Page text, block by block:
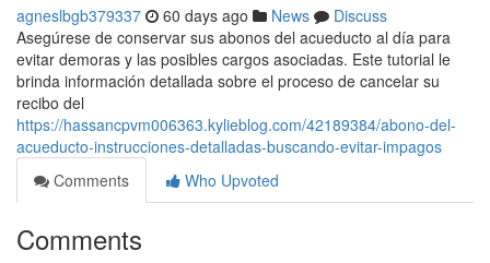
agneslbgb379337 60 days ago News
Discuss
Asegúrese de conservar sus abonos del acueducto al día para
evitar demoras y las posibles cargos asociadas. Este tutorial le
brinda información detallada sobre el proceso de cancelar su
recibo del
https://hassancpvm006363.kylieblog.com/42189384/abono-del-
acueducto-instrucciones-detalladas-buscando-evitar-impagos
Comments
Who Upvoted
Comments